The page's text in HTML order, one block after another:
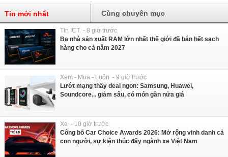
Tin mới nhất Cùng chuyên mục
Tin ICT - 8 giờ trước
Ba nhà sản xuất RAM lớn nhất thế giới đã bán hết sạch
hàng cho cả năm 2027
Xem - Mua - Luôn - 9 giờ trước
Lướt mạng thấy deal ngon: Samsung, Huawei,
Soundcore... giảm sâu, có món gần nửa giá
Xe - 10 giờ trước
Công bố Car Choice Awards 2026: Mở rộng vinh danh cả
con người, sự kiện thúc đẩy ngành xe Việt Nam